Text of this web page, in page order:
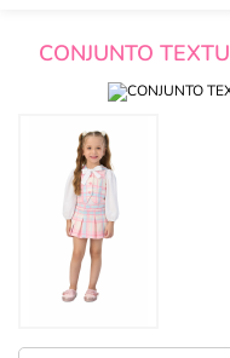
CONJUNTO